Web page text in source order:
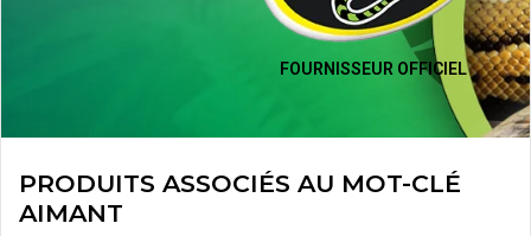
FOURNISSEUR OFFICIEL
PRODUITS ASSOCIÉS AU MOT-CLÉ
AIMANT